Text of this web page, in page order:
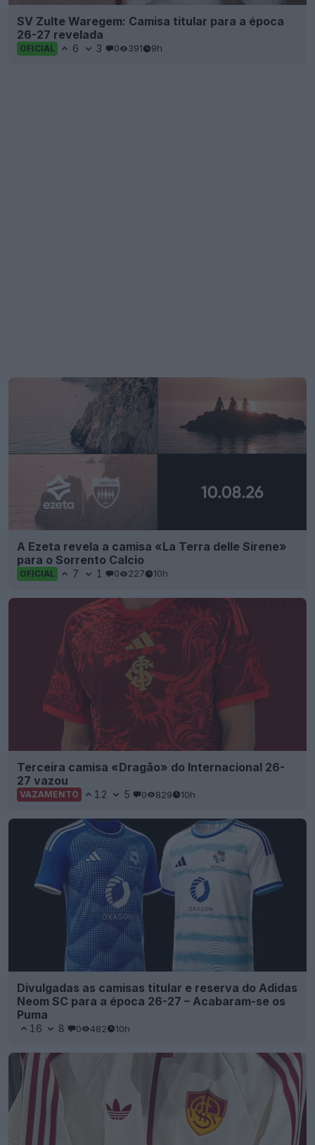
SV Zulte Waregem: Camisa titular para a época
26-27 revelada
OFICIAL 6 3 0 391 9h
A Ezeta revela a camisa «La Terra delle Sirene»
para o Sorrento Calcio
OFICIAL 7 1 0 227 10h
Terceira camisa «Dragão» do Internacional 26-
27 vazou
VAZAMENTO 12 5 0 829 10h
Divulgadas as camisas titular e reserva do Adidas
Neom SC para a época 26-27 – Acabaram-se os
Puma
16 8 0 482 10h